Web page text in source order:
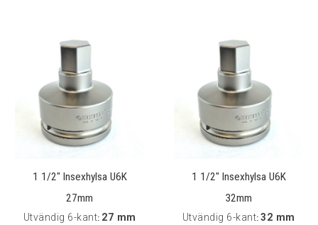
1 1/2" Insexhylsa U6K
27mm
Utvändig 6-kant: 27 mm
1 1/2" Insexhylsa U6K
32mm
Utvändig 6-kant: 32 mm